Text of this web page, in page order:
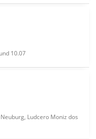
10.07
Ludcero Moniz dos